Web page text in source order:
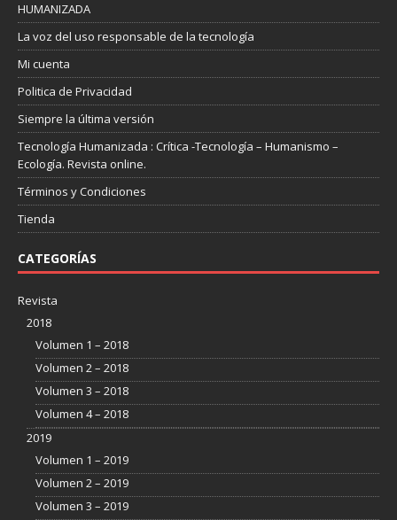
HUMANIZADA
La voz del uso responsable de la tecnología
Mi cuenta
Politica de Privacidad
Siempre la última versión
Tecnología Humanizada : Crítica -Tecnología – Humanismo –
Ecología. Revista online.
Términos y Condiciones
Tienda
CATEGORÍAS
Revista
2018
Volumen 1 – 2018
Volumen 2 – 2018
Volumen 3 – 2018
Volumen 4 – 2018
2019
Volumen 1 – 2019
Volumen 2 – 2019
Volumen 3 – 2019